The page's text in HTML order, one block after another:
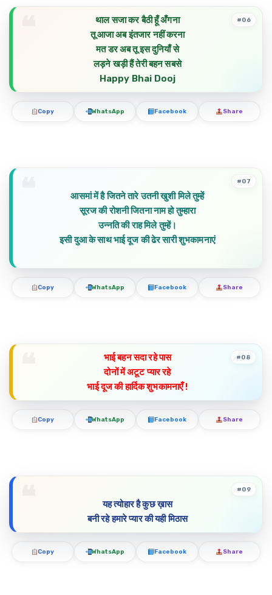
थाल सजा कर बैठी हूँ अँगना
तू आजा अब इंतजार नहीं करना
मत डर अब तू इस दुनियाँ से
लड़ने खड़ी हैं तेरी बहन सबसे
Happy Bhai Dooj
#06
Copy WhatsApp Facebook Share
आसमां में है जितने तारे उतनी खुशी मिले तुम्हें
सूरज की रोशनी जितना नाम हो तुम्हारा
उन्नति की राह मिले तुम्हें।
इसी दुआ के साथ भाई दूज की ढेर सारी शुभकामनाएं
#07
Copy WhatsApp Facebook Share
भाई बहन सदा रहे पास
दोनों में अटूट प्यार रहे
भाई दूज की हार्दिक शुभकामनाएँ !
#08
Copy WhatsApp Facebook Share
यह त्योहार है कुछ ख़ास
बनी रहे हमारे प्यार की यही मिठास
#09
Copy WhatsApp Facebook Share